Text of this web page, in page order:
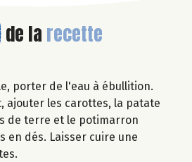
de la recette
porter de l'eau à ébullition.
ajouter les carottes, la patate
de terre et le potimarron
en dés. Laisser cuire une